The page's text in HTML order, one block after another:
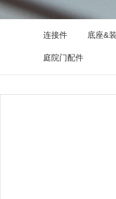
连接件 底座&
庭院门配件